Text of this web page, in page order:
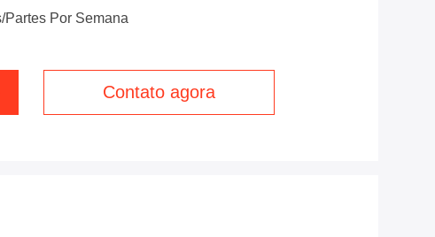
partes Por Semana
Contato agora